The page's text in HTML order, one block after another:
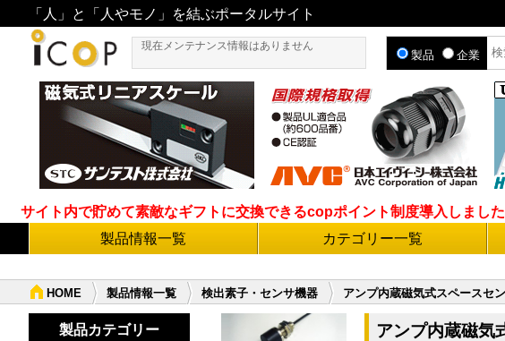
「人」と「人やモノ」を結ぶポータルサイト
現在メンテナンス情報はありません
製品 企業
サイト内で貯めて素敵なギフトに交換できるcopポイント制度導入しま
製品情報一覧
カテゴリー一覧
HOME 製品情報一覧 検出素子・センサ機器 アンプ内蔵磁気式スペースセ
アンプ内蔵磁
製品カテゴリー